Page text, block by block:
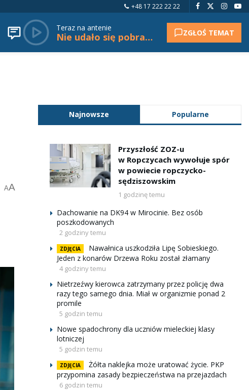
+48 17 222 22 22
Teraz na antenie
Nie udało się pobrać tytułu. ZGŁOŚ TEMAT
AA
Najnowsze Popularne
Przyszłość ZOZ-u
w Ropczycach wywołuje spór
w powiecie ropczycko-
sędziszowskim
1 godzinę temu
Dachowanie na DK94 w Mirocinie. Bez osób
poszkodowanych
2 godziny temu
ZDJĘCIA
Nawałnica uszkodziła Lipę Sobieskiego.
Jeden z konarów Drzewa Roku został złamany
4 godziny temu
Nietrzeźwy kierowca zatrzymany przez policję dwa
razy tego samego dnia. Miał w organizmie ponad 2
promile
5 godzin temu
Nowe spadochrony dla uczniów mieleckiej klasy
lotniczej
5 godzin temu
ZDJĘCIA
Żółta naklejka może uratować życie. PKP
przypomina zasady bezpieczeństwa na przejazdach
6 godzin temu